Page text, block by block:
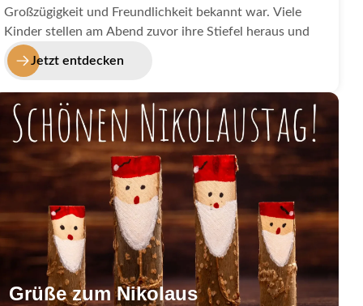
Großzügigkeit und Freundlichkeit bekannt war. Viele
Kinder stellen am Abend zuvor ihre Stiefel heraus und
freuen sich am Morgen über kleine Geschenke. Mit
einem herzlichen „Schönen Nikolaustag“ teilst du diese
Freude mit anderen und erinnerst daran, wie schön es
ist, Gutes zu tun.
Jetzt entdecken
Grüße zum Nikolaus